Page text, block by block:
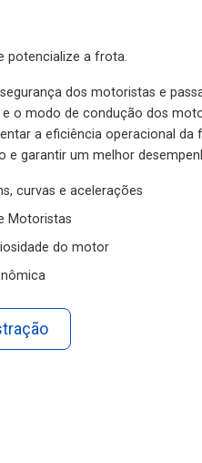
a frota.
dos motoristas e
e o modo de condução dos
a eficiência operacional da
e garantir um melhor
curvas e acelerações
Motoristas
do motor